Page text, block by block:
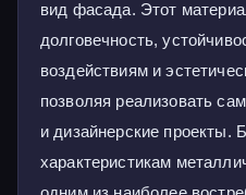
вид фасада. Этот
долговечность,
воздействиям и
позволяя реализовать
и дизайнерские проекты.
характеристикам